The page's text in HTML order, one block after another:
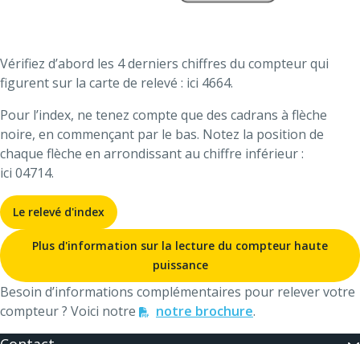
Vérifiez d’abord les 4 derniers chiffres du compteur qui
figurent sur la carte de relevé : ici 4664.
Pour l’index, ne tenez compte que des cadrans à flèche
noire, en commençant par le bas. Notez la position de
chaque flèche en arrondissant au chiffre inférieur :
ici 04714.
Le relevé d'index
Plus d'information sur la lecture du compteur haute
puissance
Besoin d’informations complémentaires pour relever votre
compteur ? Voici notre
notre brochure.